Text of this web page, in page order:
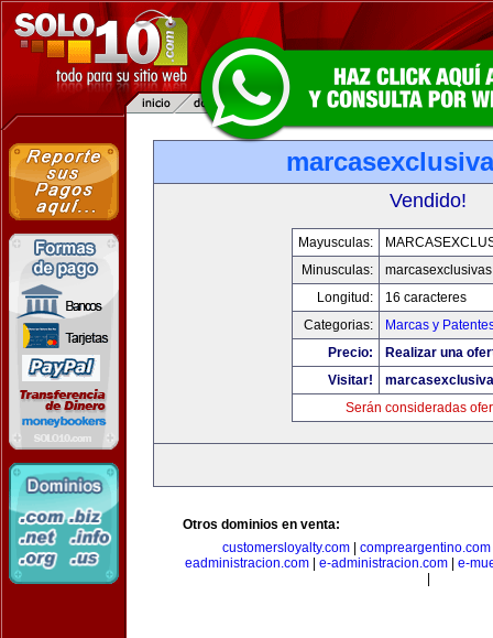
Vendido!
Mayusculas:
Minusculas:
Longitud:
16 caracteres
Categorias:
Marcas y
Precio:
Realizar una
Visitar!
Serán consideradas
Otros dominios en venta:
customersloyalty.com| compreargentino.com
eadministracion.com| e-administracion.com| e-